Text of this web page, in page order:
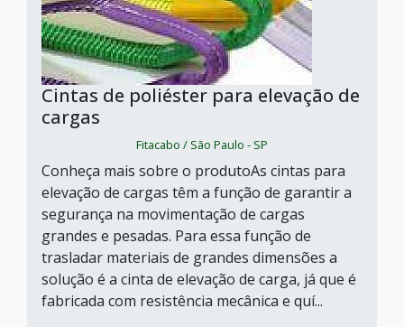
Cintas de poliéster para elevação de
cargas
Fitacabo / São Paulo - SP
Conheça mais sobre o produtoAs cintas para
elevação de cargas têm a função de garantir a
segurança na movimentação de cargas
grandes e pesadas. Para essa função de
trasladar materiais de grandes dimensões a
solução é a cinta de elevação de carga, já que é
fabricada com resistência mecânica e quí...